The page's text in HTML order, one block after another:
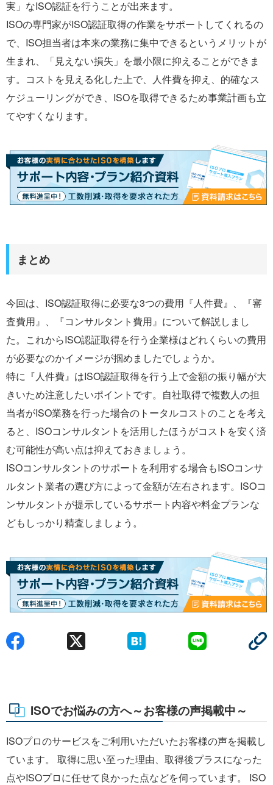
実」なISO認証を行うことが出来ます。
ISOの専門家がISO認証取得の作業をサポートしてくれるの
で、ISO担当者は本来の業務に集中できるというメリットが
生まれ、「見えない損失」を最小限に抑えることができま
す。コストを見える化した上で、人件費を抑え、的確なス
ケジューリングができ、ISOを取得できるため事業計画も立
てやすくなります。
まとめ
今回は、ISO認証取得に必要な3つの費用『人件費』、『審
査費用』、『コンサルタント費用』について解説しまし
た。これからISO認証取得を行う企業様はどれくらいの費用
が必要なのかイメージが掴めましたでしょうか。
特に『人件費』はISO認証取得を行う上で金額の振り幅が大
きいため注意したいポイントです。自社取得で複数人の担
当者がISO業務を行った場合のトータルコストのことを考え
ると、ISOコンサルタントを活用したほうがコストを安く済
む可能性が高い点は抑えておきましょう。
ISOコンサルタントのサポートを利用する場合もISOコンサ
ルタント業者の選び方によって金額が左右されます。ISOコ
ンサルタントが提示しているサポート内容や料金プランな
どもしっかり精査しましょう。
ISOでお悩みの方へ～お客様の声掲載中～
ISOプロのサービスをご利用いただいたお客様の声を掲載し
ています。 取得に思い至った理由、取得後プラスになった
点やISOプロに任せて良かった点などを伺っています。 ISO